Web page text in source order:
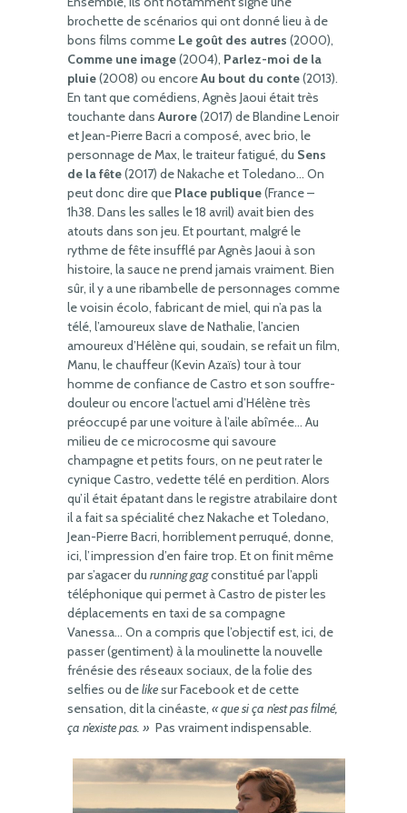
brochette de scénarios qui ont donné lieu à de
bons films comme Le goût des autres (2000),
Comme une image(2004), Parlez-moi de la
pluie(2008) ou encoreAu bout du conte(2013).
En tant que comédiens, Agnès Jaoui était très
touchante dans Aurore(2017) de Blandine Lenoir
et Jean-Pierre Bacri a composé, avec brio, le
personnage de Max, le traiteur fatigué, du Sens
de la fête(2017) de Nakache et Toledano… On
peut donc dire que Place publique(France –
1h38. Dans les salles le 18 avril) avait bien des
atouts dans son jeu. Et pourtant, malgré le
rythme de fête insufflé par Agnès Jaoui à son
histoire, la sauce ne prend jamais vraiment. Bien
sûr, il y a une ribambelle de personnages comme
le voisin écolo, fabricant de miel, qui n’a pas la
télé, l’amoureux slave de Nathalie, l’ancien
amoureux d’Hélène qui, soudain, se refait un film,
Manu, le chauffeur (Kevin Azaïs) tour à tour
homme de confiance de Castro et son souffre-
douleur ou encore l’actuel ami d’Hélène très
préoccupé par une voiture à l’aile abîmée… Au
milieu de ce microcosme qui savoure
champagne et petits fours, on ne peut rater le
cynique Castro, vedette télé en perdition. Alors
qu’il était épatant dans le registre atrabilaire dont
il a fait sa spécialité chez Nakache et Toledano,
Jean-Pierre Bacri, horriblement perruqué, donne,
ici, l’impression d’en faire trop. Et on finit même
par s’agacer du running gagconstitué par l’appli
téléphonique qui permet à Castro de pister les
déplacements en taxi de sa compagne
Vanessa… On a compris que l’objectif est, ici, de
passer (gentiment) à la moulinette la nouvelle
frénésie des réseaux sociaux, de la folie des
selfies ou delikesur Facebook et de cette
sensation, dit la cinéaste, « que si ça n’est pas filmé,
ça n’existe pas. » Pas vraiment indispensable.